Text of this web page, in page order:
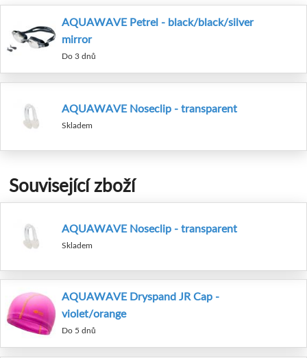
AQUAWAVE Petrel - black/black/silver
mirror
Do 3 dnů
AQUAWAVE Noseclip - transparent
Skladem
Související zboží
AQUAWAVE Noseclip - transparent
Skladem
AQUAWAVE Dryspand JR Cap -
violet/orange
Do 5 dnů